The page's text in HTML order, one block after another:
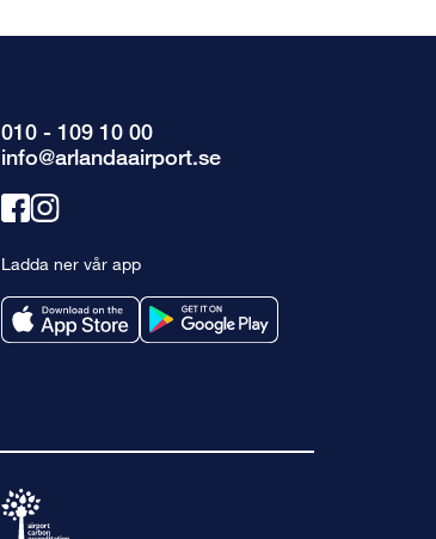
010 - 109 10 00
info@arlandaairport.se
Länk
facebook
Länk
instagram
Ladda ner vår app